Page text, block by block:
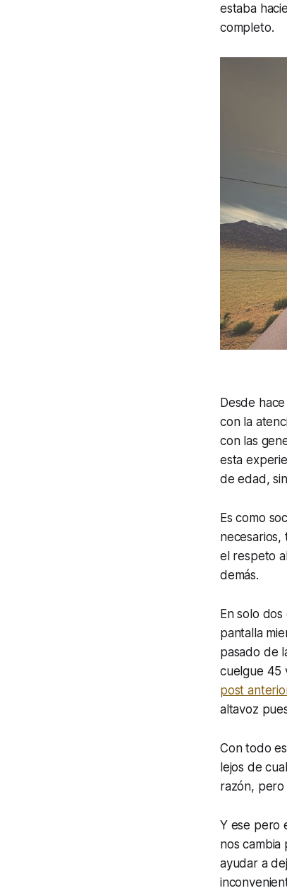
estaba
completo.
Desde
con la
con las
esta
de edad,
Es como
el respeto
demás.
En solo
pantalla
pasado de
cuelgue 45
post
altavoz
Con todo
lejos de
razón, pero
Y ese pero
nos cambia
ayudar a